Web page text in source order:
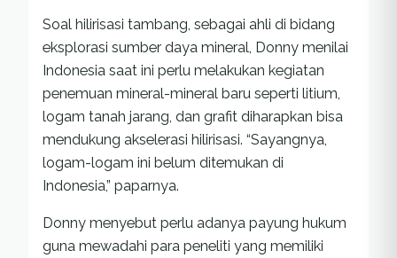
Soal hilirisasi tambang, sebagai ahli di bidang
eksplorasi sumber daya mineral, Donny menilai
Indonesia saat ini perlu melakukan kegiatan
penemuan mineral-mineral baru seperti litium,
logam tanah jarang, dan grafit diharapkan bisa
mendukung akselerasi hilirisasi. “Sayangnya,
logam-logam ini belum ditemukan di
Indonesia,” paparnya.
Donny menyebut perlu adanya payung hukum
guna mewadahi para peneliti yang memiliki